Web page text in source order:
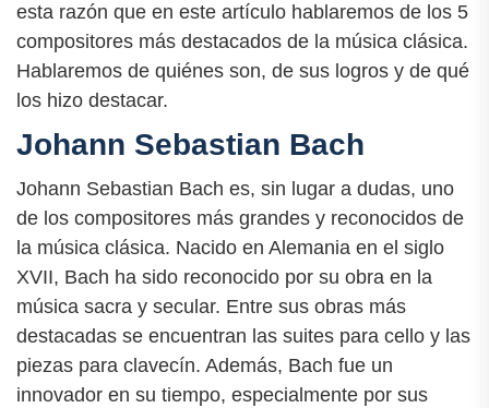
esta razón que en este artículo hablaremos de los 5
compositores más destacados de la música clásica.
Hablaremos de quiénes son, de sus logros y de qué
los hizo destacar.
Johann Sebastian Bach
Johann Sebastian Bach es, sin lugar a dudas, uno
de los compositores más grandes y reconocidos de
la música clásica. Nacido en Alemania en el siglo
XVII, Bach ha sido reconocido por su obra en la
música sacra y secular. Entre sus obras más
destacadas se encuentran las suites para cello y las
piezas para clavecín. Además, Bach fue un
innovador en su tiempo, especialmente por sus